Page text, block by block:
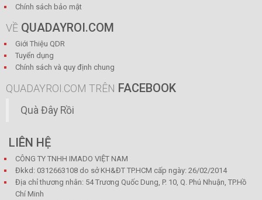
Chính sách bảo mật
VỀ QUADAYROI.COM
Giới Thiệu QDR
Tuyển dụng
Chính sách và quy định chung
QUADAYROI.COM TRÊN FACEBOOK
Quà Đây Rồi
LIÊN HỆ
CÔNG TY TNHH IMADO VIỆT NAM
Đkkd: 0312663108 do sở KH&ĐT TP.HCM cấp ngày: 26/02/2014
Địa chỉ thương nhân: 54 Trương Quốc Dung, P. 10, Q. Phú Nhuận, TP.Hồ
Chí Minh